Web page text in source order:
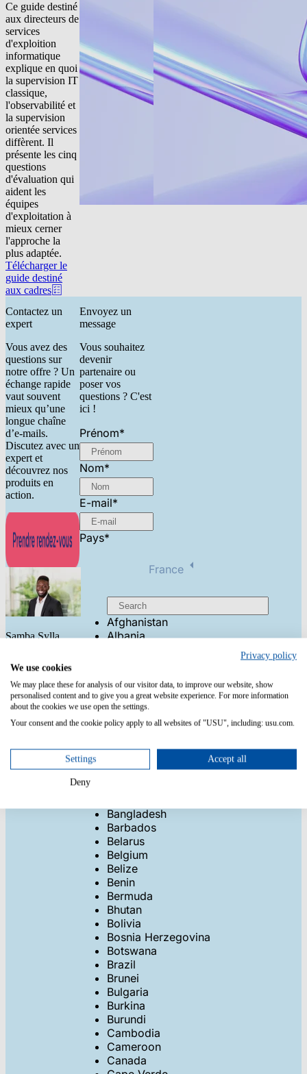
Ce guide destiné
aux directeurs de
services
d'exploition
informatique
explique en quoi
la supervision IT
classique,
l'observabilité et
la supervision
orientée services
diffèrent. Il
présente les cinq
questions
d'évaluation qui
aident les
équipes
d'exploitation à
mieux cerner
l'approche la
plus adaptée.
Télécharger le
guide destiné
aux cadres
Contactez un
expert
Vous avez des
questions sur
notre offre ? Un
échange rapide
vaut souvent
mieux qu’une
longue chaîne
d’e-mails.
Discutez avec un
expert et
découvrez nos
produits en
action.
Samba Sylla
Development
IT Monitoring
Envoyez un
message
Vous souhaitez
devenir
partenaire ou
poser vos
questions ? C'est
ici !
Prénom*
Nom*
E-mail*
Pays*
France
Afghanistan
Albania
Antigua & Deps
Argentina
Armenia
Aruba
Australia
Azerbaijan
Bangladesh
Barbados
Belarus
Belgium
Belize
Benin
Bermuda
Bhutan
Bolivia
Bosnia Herzegovina
Botswana
Brazil
Brunei
Bulgaria
Burkina
Burundi
Cambodia
Cameroon
Canada
Privacy policy
We use cookies
We may place these for analysis of our visitor data, to improve our website, show
personalised content and to give you a great website experience. For more information
about the cookies we use open the settings.
Your consent and the cookie policy apply to all websites of "USU", including: usu.com.
Settings Accept all
Deny